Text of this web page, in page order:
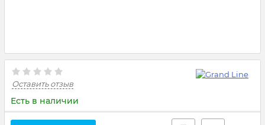
Оставить отзыв
Есть в наличии